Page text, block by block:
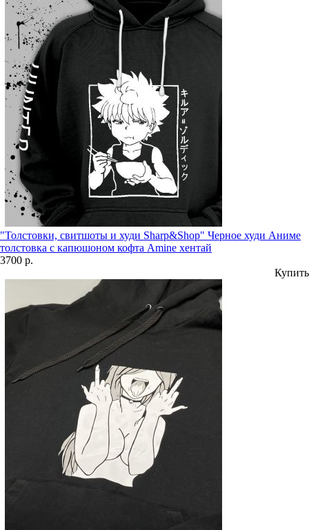
"Толстовки, свитшоты и худи Sharp&Shop" Черное худи Аниме
толстовка с капюшоном кофта Amine хентай
3700 р.
Купить